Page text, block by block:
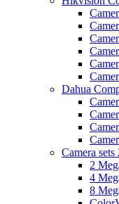
Dahua
Camera
2
4
8